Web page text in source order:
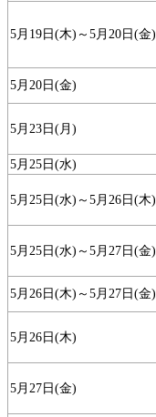
5月19日(木)～5月20日(金)
5月20日(金)
5月23日(月)
5月25日(水)
5月25日(水)～5月26日(木)
5月25日(水)～5月27日(金)
5月26日(木)～5月27日(金)
5月26日(木)
5月27日(金)